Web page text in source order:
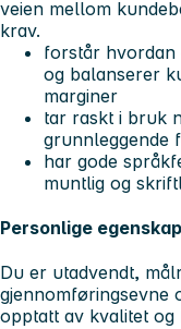
veien mellom
krav.
forstår hvordan
og balanserer
marginer
tar raskt i bruk
grunnleggende
har gode
muntlig og
Personlige
Du er utadvendt,
gjennomføringsevne
opptatt av kvalitet